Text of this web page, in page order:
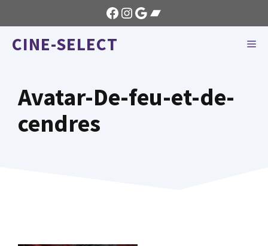
au
contenu
Facebook
Instagram
GoogleBandcamp
CINE-SELECT
Avatar-De-feu-et-de-
cendres